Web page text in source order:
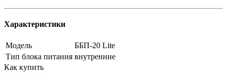
Характеристики
Модель
ББП-20 Lite
Тип блока питания внутренние
Как купить